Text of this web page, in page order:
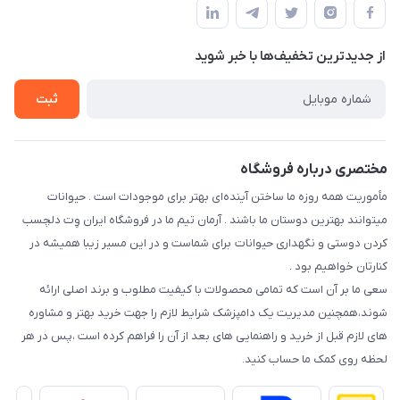
درباره ما
تماس با ما
حفظ حریم شخصی
سوالات متداول
شرایط ارسال رایگان
از جدید‌ترین تخفیف‌ها با‌ خبر شوید
ثبت
مختصری درباره فروشگاه
مأموریت همه روزه ما ساختن آینده‌ای بهتر برای موجودات است . حیوانات
میتوانند بهترین دوستان ما باشند . آرمان تیم ما در فروشگاه ایران وِت دلچسب
کردن دوستی و نگهداری حیوانات برای شماست و در این مسیر زیبا همیشه در
کنارتان خواهیم بود .
سعی ما بر آن است که تمامی محصولات با کیفیت مطلوب و برند اصلی ارائه
شوند،همچنین مدیریت یک دامپزشک شرایط لازم را جهت خرید بهتر و مشاوره
های لازم قبل از خرید و راهنمایی های بعد از آن را فراهم کرده است ،پس در هر
لحظه روی کمک ما حساب کنید.